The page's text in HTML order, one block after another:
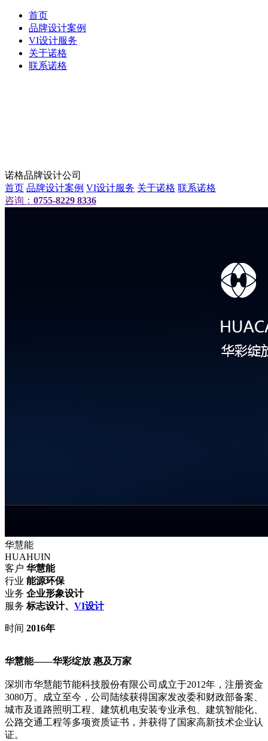
首页
品牌设计案例
VI设计服务
关于诺格
联系诺格
诺格品牌设计公司
首页 品牌设计案例 VI设计服务 关于诺格 联系诺格
咨询： 0755-8229 8336
华慧能
HUAHUIN
客户 华慧能
行业 能源环保
业务 企业形象设计
服务 标志设计、 VI设计
时间 2016年
华慧能——华彩绽放 惠及万家
深圳市华慧能节能科技股份有限公司成立于2012年，注册资金
3080万。成立至今，公司陆续获得国家发改委和财政部备案、
城市及道路照明工程、建筑机电安装专业承包、建筑智能化、
公路交通工程等多项资质证书，并获得了国家高新技术企业认
证。